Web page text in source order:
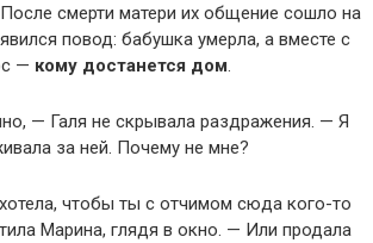
смерти матери их общение сошло на
повод: бабушка умерла, а вместе с
— кому достанется дом.
— Галя не скрывала раздражения. — Я
за ней. Почему не мне?
чтобы ты с отчимом сюда кого-то
Марина, глядя в окно. — Или продала